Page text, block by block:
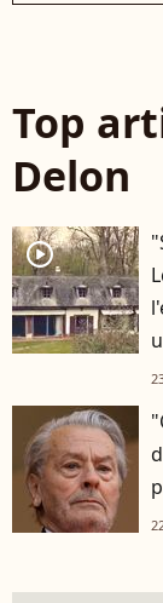
Top
Delon
player2